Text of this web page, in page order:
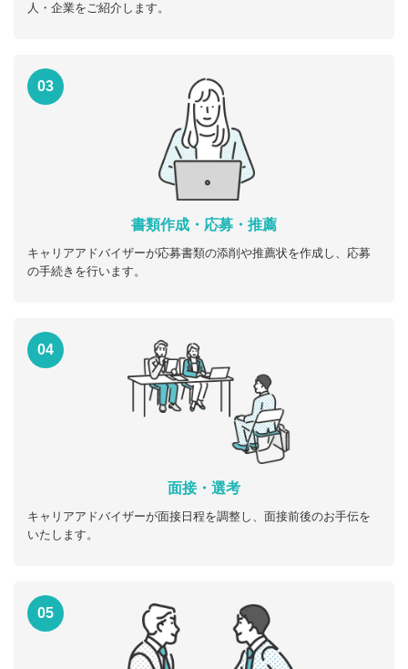
人・企業をご紹介します。
03
書類作成・応募・推薦
キャリアアドバイザーが応募書類の添削や推薦状を作成し、応募
の手続きを行います。
04
面接・選考
キャリアアドバイザーが面接日程を調整し、面接前後のお手伝を
いたします。
05